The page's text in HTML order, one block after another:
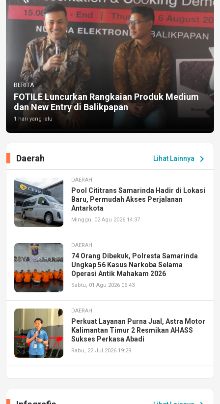
BERITA
FOTILE Luncurkan Rangkaian Produk Medium
dan New Entry di Balikpapan
1 hari yang lalu
Lihat Lainnya chevron_right
Daerah
DAERAH
Pool Cititrans Samarinda Hadir di Lokasi
Baru, Permudah Akses Perjalanan
Antarkota
Minggu, 02 Agu 2026 14:37
DAERAH
74 Orang Dibekuk, Polresta Samarinda
Ungkap 56 Kasus Narkoba Selama
Operasi Antik Mahakam 2026
Sabtu, 01 Agu 2026 06:43
DAERAH
Perkuat Layanan Purna Jual, Astra Motor
Kalimantan Timur 2 Resmikan AHASS
Sukses Perkasa Abadi
Rabu, 22 Jul 2026 19:29